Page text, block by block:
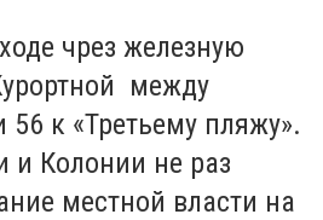
чрез железную
между
к «Третьему пляжу».
и Колонии не раз
местной власти на